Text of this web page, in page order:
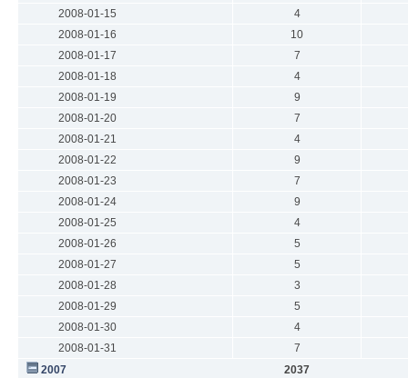
2008-01-15
4
2008-01-16
10
2008-01-17
7
2008-01-18
4
2008-01-19
9
2008-01-20
7
2008-01-21
4
2008-01-22
9
2008-01-23
7
2008-01-24
9
2008-01-25
4
2008-01-26
5
2008-01-27
5
2008-01-28
3
2008-01-29
5
2008-01-30
4
2008-01-31
7
2007
2037